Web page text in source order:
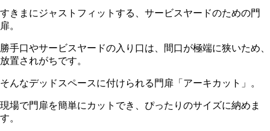
すきまにジャストフィットする、サービスヤードのための門
扉。
勝手口やサービスヤードの入り口は、間口が極端に狭いため、
放置されがちです。
そんなデッドスペースに付けられる門扉「アーキカット」。
現場で門扉を簡単にカットでき、ぴったりのサイズに納めま
す。